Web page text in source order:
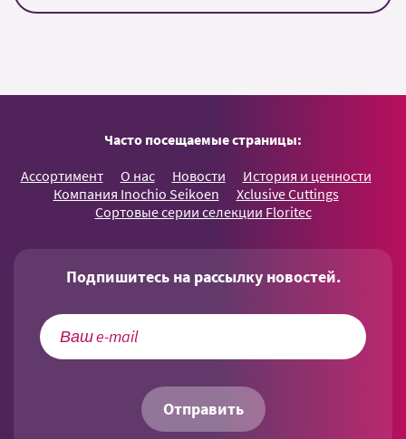
Часто посещаемые страницы:
Ассортимент О нас Новости
История и ценности
Компания Inochio Seikoen
Xclusive Cuttings
Сортовые серии селекции Floritec
Подпишитесь на рассылку новостей.
Отправить